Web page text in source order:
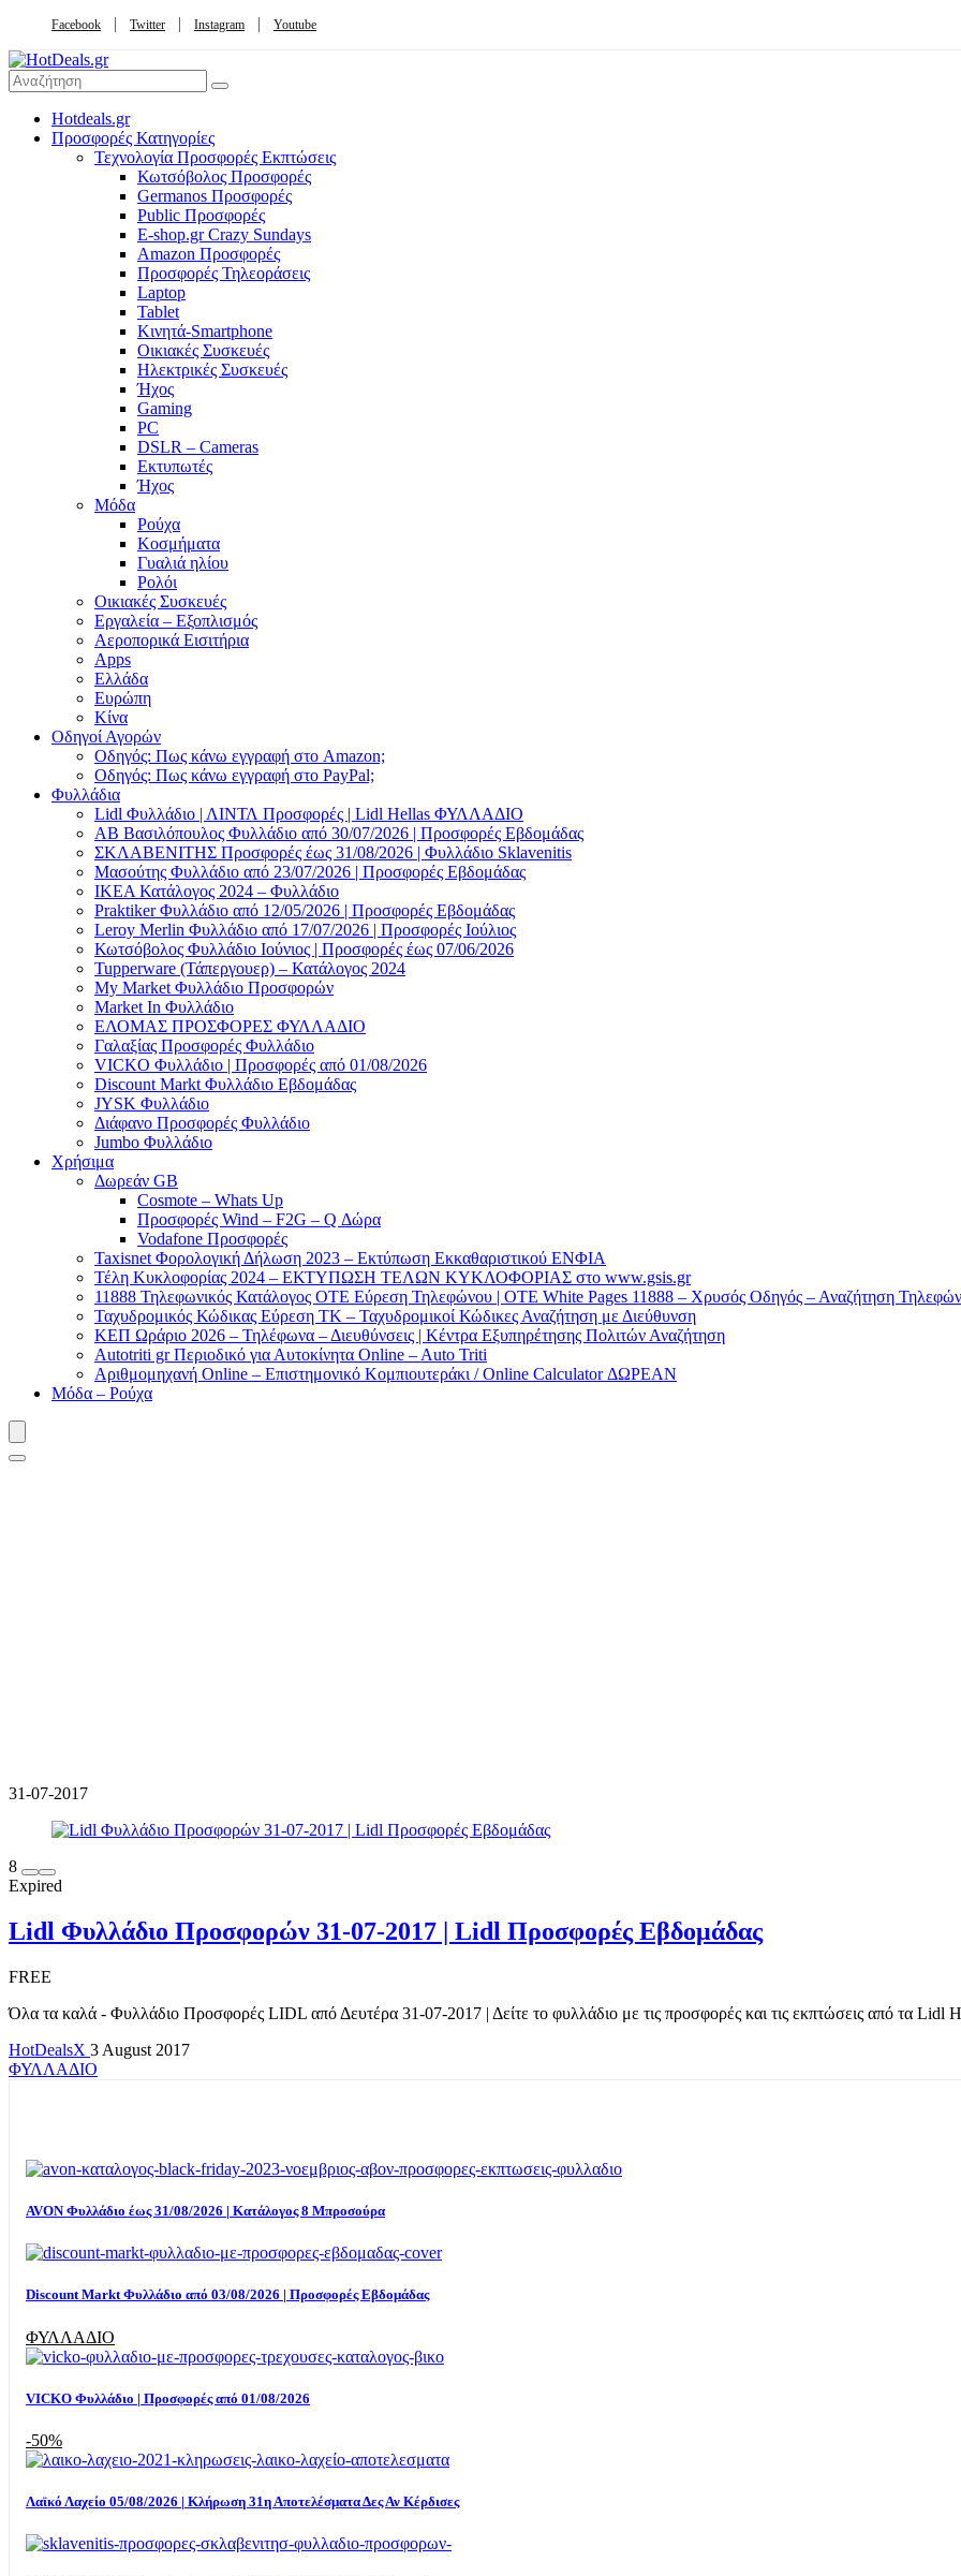
Facebook Twitter Instagram Youtube
Hotdeals.gr
Προσφορές Κατηγορίες
Τεχνολογία Προσφορές Εκπτώσεις
Κωτσόβολος Προσφορές
Germanos Προσφορές
Public Προσφορές
E-shop.gr Crazy Sundays
Amazon Προσφορές
Προσφορές Τηλεοράσεις
Laptop
Tablet
Κινητά-Smartphone
Οικιακές Συσκευές
Hλεκτρικές Συσκευές
Ήχος
Gaming
PC
DSLR – Cameras
Εκτυπωτές
Ήχος
Μόδα
Ρούχα
Κοσμήματα
Γυαλιά ηλίου
Ρολόι
Οικιακές Συσκευές
Εργαλεία – Εξοπλισμός
Αεροπορικά Εισιτήρια
Apps
Ελλάδα
Ευρώπη
Κίνα
Οδηγοί Αγορών
Οδηγός: Πως κάνω εγγραφή στο Amazon;
Οδηγός: Πως κάνω εγγραφή στο PayPal;
Φυλλάδια
Lidl Φυλλάδιο | ΛΙΝΤΛ Προσφορές | Lidl Hellas ΦΥΛΛΑΔΙΟ
AB Βασιλόπουλος Φυλλάδιο από 30/07/2026 | Προσφορές Εβδομάδας
ΣΚΛΑΒΕΝΙΤΗΣ Προσφορές έως 31/08/2026 | Φυλλάδιο Sklavenitis
Μασούτης Φυλλάδιο από 23/07/2026 | Προσφορές Εβδομάδας
ΙΚΕΑ Κατάλογος 2024 – Φυλλάδιο
Praktiker Φυλλάδιο από 12/05/2026 | Προσφορές Εβδομάδας
Leroy Merlin Φυλλάδιο από 17/07/2026 | Προσφορές Ιούλιος
Κωτσόβολος Φυλλάδιο Ιούνιος | Προσφορές έως 07/06/2026
Tupperware (Τάπεργουερ) – Κατάλογος 2024
My Market Φυλλάδιο Προσφορών
Market In Φυλλάδιο
ΕΛΟΜΑΣ ΠΡΟΣΦΟΡΕΣ ΦΥΛΛΑΔΙΟ
Γαλαξίας Προσφορές Φυλλάδιο
VICKO Φυλλάδιο | Προσφορές από 01/08/2026
Discount Markt Φυλλάδιο Εβδομάδας
JYSK Φυλλάδιο
Διάφανο Προσφορές Φυλλάδιο
Jumbo Φυλλάδιο
Χρήσιμα
Δωρεάν GB
Cosmote – Whats Up
Προσφορές Wind – F2G – Q Δώρα
Vodafone Προσφορές
Taxisnet Φορολογική Δήλωση 2023 – Εκτύπωση Εκκαθαριστικού EΝΦΙΑ
Τέλη Kυκλοφορίας 2024 – ΕΚΤΥΠΩΣΗ ΤΕΛΩΝ ΚΥΚΛΟΦΟΡΙΑΣ στο www.gsis.gr
11888 Τηλεφωνικός Κατάλογος ΟΤΕ Εύρεση Τηλεφώνου | OTE White Pages 11888 – Χρυσός Οδηγός – Αναζήτηση
Ταχυδρομικός Κώδικας Εύρεση ΤΚ – Ταχυδρομικοί Κώδικες Αναζήτηση με Διεύθυνση
ΚΕΠ Ωράριο 2026 – Τηλέφωνα – Διευθύνσεις | Κέντρα Εξυπηρέτησης Πολιτών Αναζήτηση
Autotriti gr Περιοδικό για Αυτοκίνητα Online – Auto Triti
Αριθμομηχανή Online – Επιστημονικό Κομπιουτεράκι / Online Calculator ΔΩΡΕΑΝ
Μόδα – Ρούχα
31-07-2017
8
Expired
Lidl Φυλλάδιο Προσφορών 31-07-2017 | Lidl Προσφορές Εβδομάδας
FREE
Όλα τα καλά - Φυλλάδιο Προσφορές LIDL από Δευτέρα 31-07-2017 | Δείτε το φυλλάδιο με τις προσφορές και τις εκπτώσεις από τα Lidl
HotDealsX 3 August 2017
ΦΥΛΛΑΔΙΟ
AVON Φυλλάδιο έως 31/08/2026 | Κατάλογος 8 Μπροσούρα
Discount Markt Φυλλάδιο από 03/08/2026 | Προσφορές Εβδομάδας
ΦΥΛΛΑΔΙΟ
VICKO Φυλλάδιο | Προσφορές από 01/08/2026
-50%
Λαϊκό Λαχείο 05/08/2026 | Κλήρωση 31η Αποτελέσματα Δες Αν Κέρδισες